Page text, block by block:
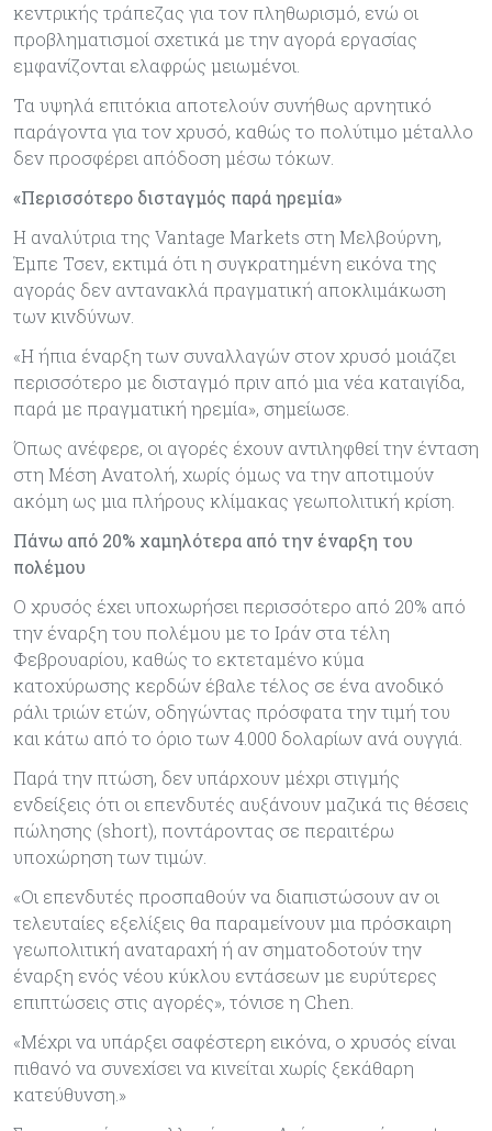
κεντρικής τράπεζας για τον πληθωρισμό, ενώ οι
προβληματισμοί σχετικά με την αγορά εργασίας
εμφανίζονται ελαφρώς μειωμένοι.
Τα υψηλά επιτόκια αποτελούν συνήθως αρνητικό
παράγοντα για τον χρυσό, καθώς το πολύτιμο μέταλλο
δεν προσφέρει απόδοση μέσω τόκων.
«Περισσότερο δισταγμός παρά ηρεμία»
Η αναλύτρια της Vantage Markets στη Μελβούρνη,
Έμπε Τσεν, εκτιμά ότι η συγκρατημένη εικόνα της
αγοράς δεν αντανακλά πραγματική αποκλιμάκωση
των κινδύνων.
«Η ήπια έναρξη των συναλλαγών στον χρυσό μοιάζει
περισσότερο με δισταγμό πριν από μια νέα καταιγίδα,
παρά με πραγματική ηρεμία», σημείωσε.
Όπως ανέφερε, οι αγορές έχουν αντιληφθεί την ένταση
στη Μέση Ανατολή, χωρίς όμως να την αποτιμούν
ακόμη ως μια πλήρους κλίμακας γεωπολιτική κρίση.
Πάνω από 20% χαμηλότερα από την έναρξη του
πολέμου
Ο χρυσός έχει υποχωρήσει περισσότερο από 20% από
την έναρξη του πολέμου με το Ιράν στα τέλη
Φεβρουαρίου, καθώς το εκτεταμένο κύμα
κατοχύρωσης κερδών έβαλε τέλος σε ένα ανοδικό
ράλι τριών ετών, οδηγώντας πρόσφατα την τιμή του
και κάτω από το όριο των 4.000 δολαρίων ανά ουγγιά.
Παρά την πτώση, δεν υπάρχουν μέχρι στιγμής
ενδείξεις ότι οι επενδυτές αυξάνουν μαζικά τις θέσεις
πώλησης (short), ποντάροντας σε περαιτέρω
υποχώρηση των τιμών.
«Οι επενδυτές προσπαθούν να διαπιστώσουν αν οι
τελευταίες εξελίξεις θα παραμείνουν μια πρόσκαιρη
γεωπολιτική αναταραχή ή αν σηματοδοτούν την
έναρξη ενός νέου κύκλου εντάσεων με ευρύτερες
επιπτώσεις στις αγορές», τόνισε η Chen.
«Μέχρι να υπάρξει σαφέστερη εικόνα, ο χρυσός είναι
πιθανό να συνεχίσει να κινείται χωρίς ξεκάθαρη
κατεύθυνση.»